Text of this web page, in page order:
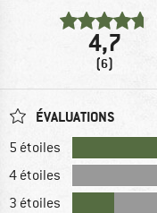
4,7
(6)
ÉVALUATIONS
5 étoiles
4 étoiles
3 étoiles